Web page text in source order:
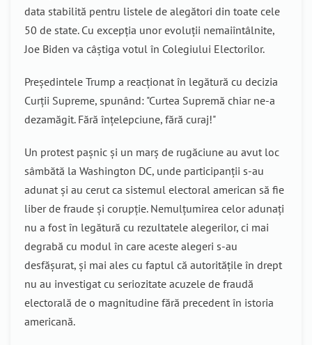
data stabilită pentru listele de alegători din toate cele
50 de state. Cu excepția unor evoluții nemaiîntâlnite,
Joe Biden va câștiga votul în Colegiului Electorilor.
Președintele Trump a reacționat în legătură cu decizia
Curții Supreme, spunând: "Curtea Supremă chiar ne-a
dezamăgit. Fără înțelepciune, fără curaj!"
Un protest pașnic și un marș de rugăciune au avut loc
sâmbătă la Washington DC, unde participanții s-au
adunat și au cerut ca sistemul electoral american să fie
liber de fraude și corupție. Nemulțumirea celor adunați
nu a fost în legătură cu rezultatele alegerilor, ci mai
degrabă cu modul în care aceste alegeri s-au
desfășurat, și mai ales cu faptul că autoritățile în drept
nu au investigat cu seriozitate acuzele de fraudă
electorală de o magnitudine fără precedent în istoria
americană.